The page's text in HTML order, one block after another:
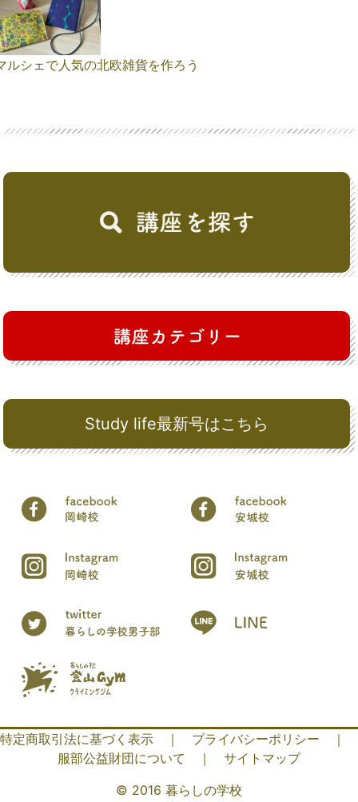
Study life最新号はこちら
ルシェで人気の北欧雑貨を作ろう
特定商取引法に基づく表示 ｜ プライバシーポリシー
｜
服部公益財団について
｜
サイトマップ
© 2016 暮らしの学校